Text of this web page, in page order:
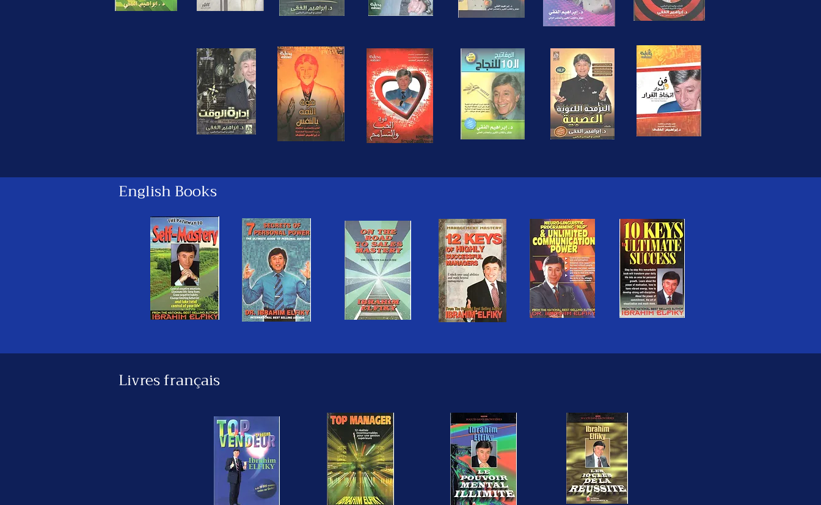
English Books
Livres français